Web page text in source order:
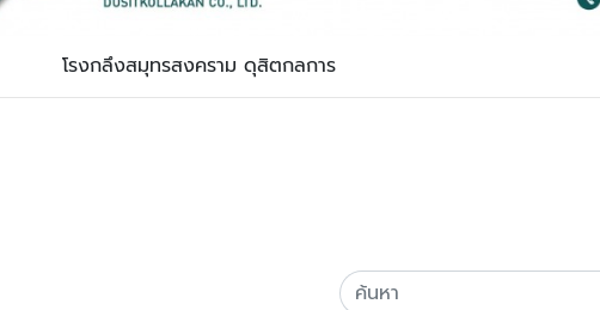
โรงกลึงสมุทรสงคราม ดุสิตกลการ